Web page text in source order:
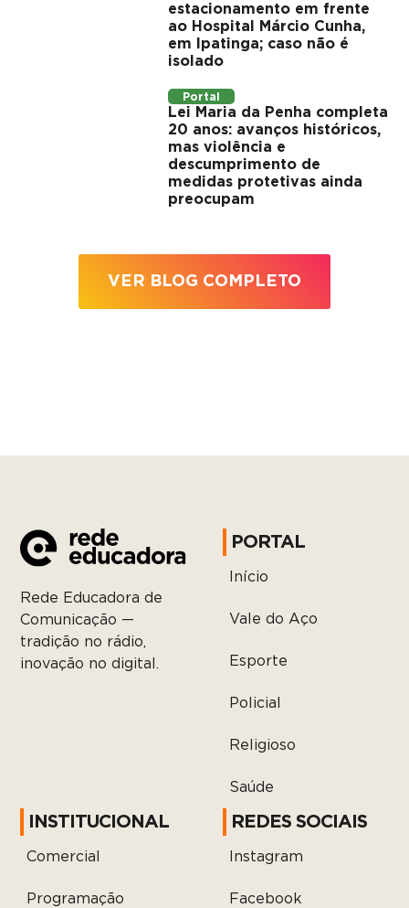
estacionamento em frente
ao Hospital Márcio Cunha,
em Ipatinga; caso não é
isolado
Portal
Lei Maria da Penha completa
20 anos: avanços históricos,
mas violência e
descumprimento de
medidas protetivas ainda
preocupam
VER BLOG COMPLETO
Rede Educadora de
Comunicação —
tradição no rádio,
inovação no digital.
PORTAL
Início
Vale do Aço
Esporte
Policial
Religioso
Saúde
INSTITUCIONAL
Comercial
Programação
REDES SOCIAIS
Instagram
Facebook